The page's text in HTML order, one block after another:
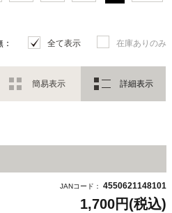
全て表示 在庫ありのみ
簡易表示 詳細表示
JANコード： 4550621148101
1,700円(税込)